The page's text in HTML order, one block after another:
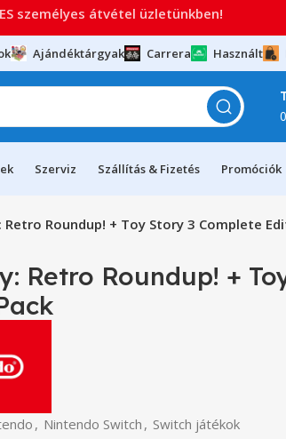
Ajándéktárgyak Carrera Használt
Szerviz Szállítás & Fizetés Promóciók
Retro Roundup! + Toy Story 3 Complete
Retro Roundup! +
, Nintendo Switch , Switch játékok
személyes átvétel üzletünkben!